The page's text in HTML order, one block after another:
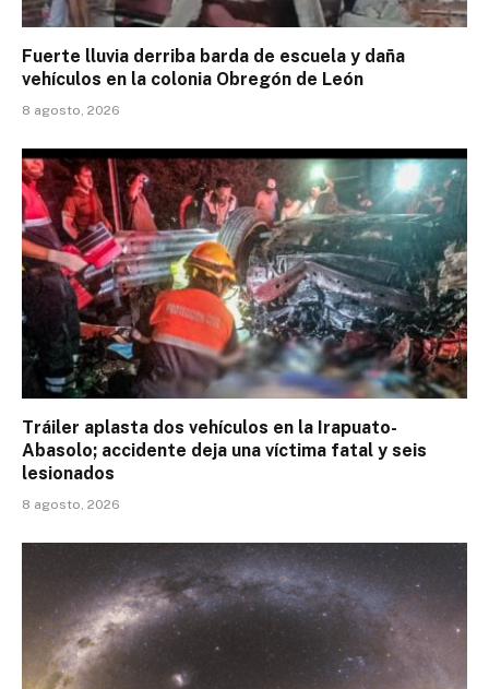
Fuerte lluvia derriba barda de escuela y daña
vehículos en la colonia Obregón de León
8 agosto, 2026
Tráiler aplasta dos vehículos en la Irapuato-
Abasolo; accidente deja una víctima fatal y seis
lesionados
8 agosto, 2026